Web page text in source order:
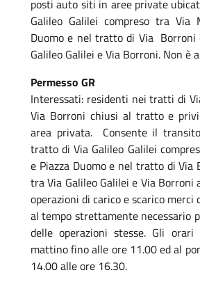
posti auto siti in aree private
Galileo Galilei compreso tra Via
Duomo e nel tratto di Via Borroni
Galileo Galilei e Via Borroni. Non è
Permesso GR
Interessati: residenti nei tratti di
Via Borroni chiusi al tratto e
area privata. Consente il
tratto di Via Galileo Galilei
e Piazza Duomo e nel tratto di Via
tra Via Galileo Galilei e Via Borroni
operazioni di carico e scarico
al tempo strettamente necessario
delle operazioni stesse. Gli
mattino fino alle ore 11.00 ed al
14.00 alle ore 16.30.